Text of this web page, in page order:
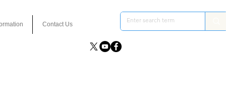
Contact Us